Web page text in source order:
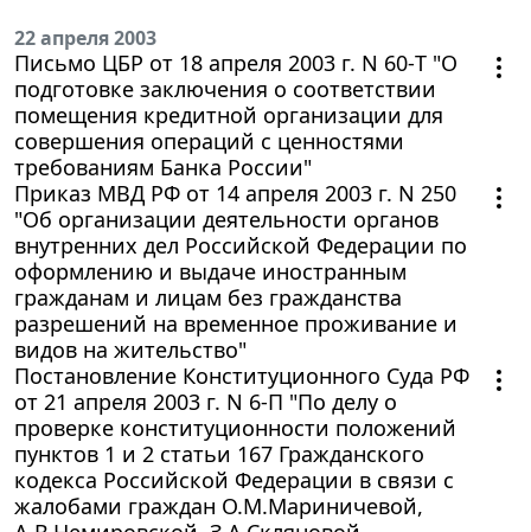
22 апреля 2003
Письмо ЦБР от 18 апреля 2003 г. N 60-Т "О
подготовке заключения о соответствии
помещения кредитной организации для
совершения операций с ценностями
требованиям Банка России"
Приказ МВД РФ от 14 апреля 2003 г. N 250
"Об организации деятельности органов
внутренних дел Российской Федерации по
оформлению и выдаче иностранным
гражданам и лицам без гражданства
разрешений на временное проживание и
видов на жительство"
Постановление Конституционного Суда РФ
от 21 апреля 2003 г. N 6-П "По делу о
проверке конституционности положений
пунктов 1 и 2 статьи 167 Гражданского
кодекса Российской Федерации в связи с
жалобами граждан О.М.Мариничевой,